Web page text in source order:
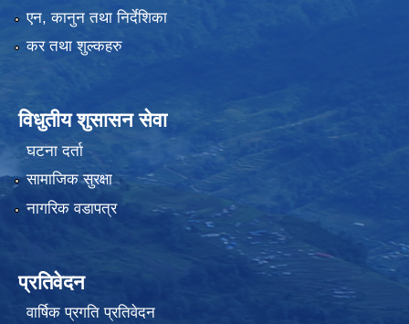
एन, कानुन तथा निर्देशिका
कर तथा शुल्कहरु
विधुतीय शुसासन सेवा
घटना दर्ता
सामाजिक सुरक्षा
नागरिक वडापत्र
प्रतिवेदन
वार्षिक प्रगति प्रतिवेदन